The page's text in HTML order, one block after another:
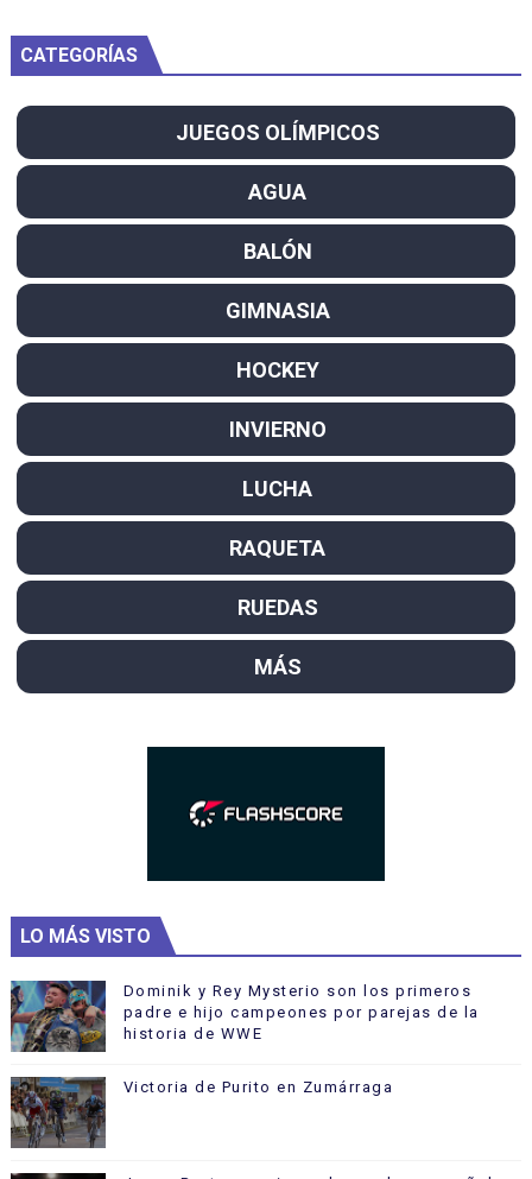
CATEGORÍAS
JUEGOS OLÍMPICOS
AGUA
BALÓN
GIMNASIA
HOCKEY
INVIERNO
LUCHA
RAQUETA
RUEDAS
MÁS
LO MÁS VISTO
Dominik y Rey Mysterio son los primeros
padre e hijo campeones por parejas de la
historia de WWE
Victoria de Purito en Zumárraga